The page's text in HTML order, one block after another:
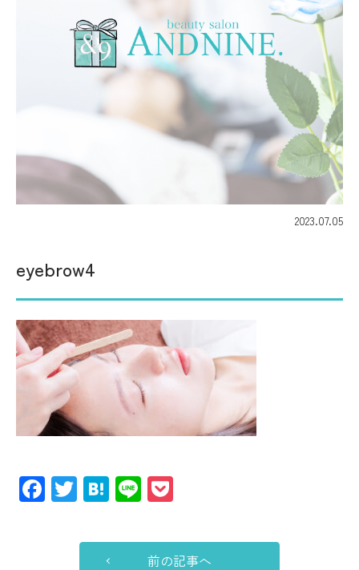
2023.07.05
eyebrow4
Facebook
Twitter
Hatena
Line
前の記事へ